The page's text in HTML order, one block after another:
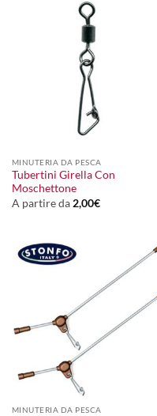
MINUTERIA DA PESCA
Tubertini Girella Con
Moschettone
A partire da 2,00€
MINUTERIA DA PESCA